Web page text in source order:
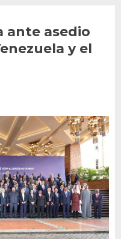
ante asedio
y el